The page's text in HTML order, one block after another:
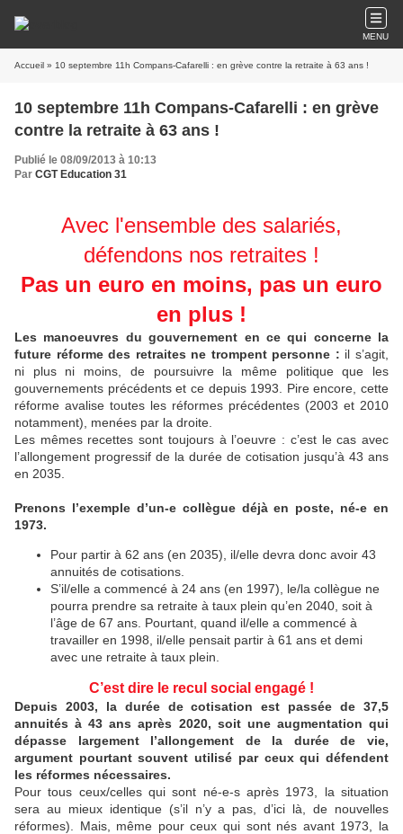
MENU
Accueil » 10 septembre 11h Compans-Cafarelli : en grève contre la retraite à 63 ans !
10 septembre 11h Compans-Cafarelli : en grève
contre la retraite à 63 ans !
Publié le 08/09/2013 à 10:13
Par CGT Education 31
Avec l'ensemble des salariés,
défendons nos retraites !
Pas un euro en moins, pas un euro
en plus !
Les manoeuvres du gouvernement en ce qui concerne la
future réforme des retraites ne trompent personne : il s’agit,
ni plus ni moins, de poursuivre la même politique que les
gouvernements précédents et ce depuis 1993. Pire encore, cette
réforme avalise toutes les réformes précédentes (2003 et 2010
notamment), menées par la droite.
Les mêmes recettes sont toujours à l’oeuvre : c’est le cas avec
l’allongement progressif de la durée de cotisation jusqu’à 43 ans
en 2035.
Prenons l’exemple d’un-e collègue déjà en poste, né-e en
1973.
Pour partir à 62 ans (en 2035), il/elle devra donc avoir 43
annuités de cotisations.
S’il/elle a commencé à 24 ans (en 1997), le/la collègue ne
pourra prendre sa retraite à taux plein qu’en 2040, soit à
l’âge de 67 ans. Pourtant, quand il/elle a commencé à
travailler en 1998, il/elle pensait partir à 61 ans et demi
avec une retraite à taux plein.
C’est dire le recul social engagé !
Depuis 2003, la durée de cotisation est passée de 37,5
annuités à 43 ans après 2020, soit une augmentation qui
dépasse largement l’allongement de la durée de vie,
argument pourtant souvent utilisé par ceux qui défendent
les réformes nécessaires.
Pour tous ceux/celles qui sont né-e-s après 1973, la situation
sera au mieux identique (s’il n’y a pas, d’ici là, de nouvelles
réformes). Mais, même pour ceux qui sont nés avant 1973, la